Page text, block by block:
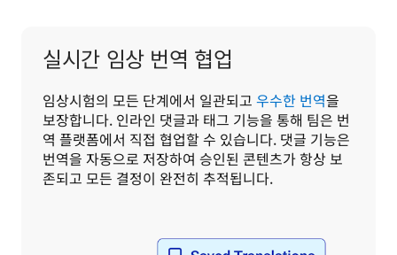
실시간 임상 번역 협업
임상시험의 모든 단계에서 일관되고 우수한 번역을
보장합니다. 인라인 댓글과 태그 기능을 통해 팀은 번
역 플랫폼에서 직접 협업할 수 있습니다. 댓글 기능은
번역을 자동으로 저장하여 승인된 콘텐츠가 항상 보
존되고 모든 결정이 완전히 추적됩니다.